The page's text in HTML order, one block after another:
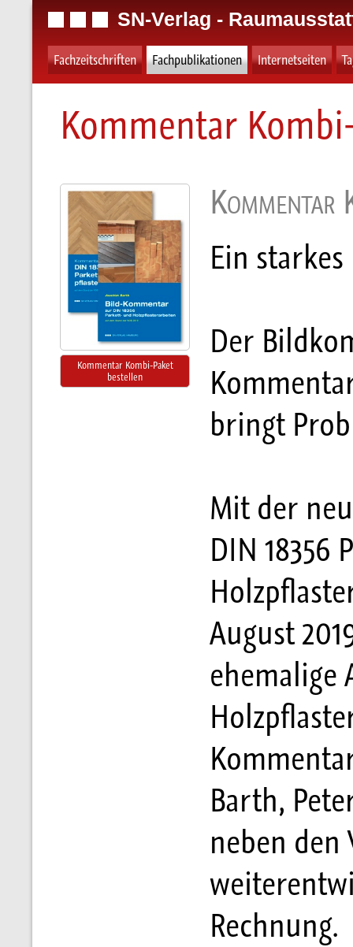
SN-Verlag -
Fachzeitschriften Fachpublikationen Internetseiten
Kommentar
Kommentar Kombi-Paket
bestellen
Kommentar
Ein starkes
Der
bringt
Mit der
DIN 18356
August
ehemalige
Barth,
neben den
Rechnung.